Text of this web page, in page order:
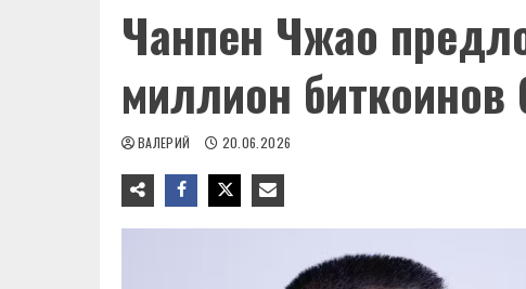
Чанпен Чжао
миллион
ВАЛЕРИЙ 20.06.2026